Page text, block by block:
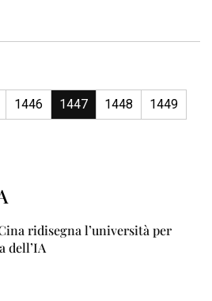
1446 1447 1448
1449
ridisegna l’università per
dell’IA